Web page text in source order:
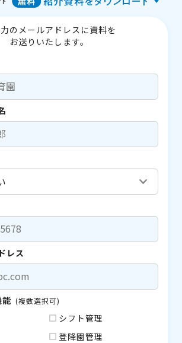
のメールアドレスに資料を
お送りいたします。
レス
能 (複数選択可)
シフト管理
登降園管理